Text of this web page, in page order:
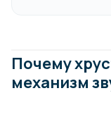
Почему
механизм